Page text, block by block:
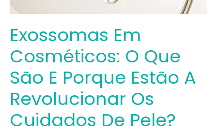
Exossomas Em
Cosméticos: O Que
São E Porque Estão A
Revolucionar Os
Cuidados De Pele?
pele?